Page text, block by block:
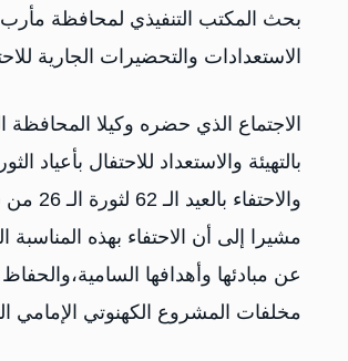
بحث المكتب التنفيذي لمحافظة
الاستعدادات والتحضيرات الجارية للاحتفاء بأعياد الثورة
الاجتماع الذي حضره وكيلا المحافظة
والاحتفاء بالعيد الـ 62 لثورة الـ 26 من سبتمبر المجيدة بمختلف المظاهر الاحتفالية.
مشيرا إلى أن الاحتفاء بهذه المناسبة
عن مبادئها وأهدافها
مخلفات المشروع الكهنوتي الإمامي